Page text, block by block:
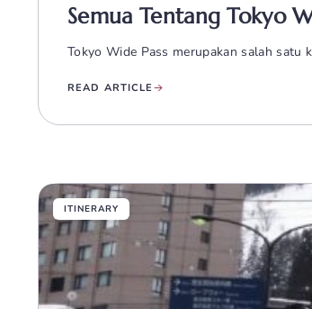
Semua Tentang Tokyo
Tokyo Wide Pass merupakan salah satu
READ ARTICLE
ITINERARY